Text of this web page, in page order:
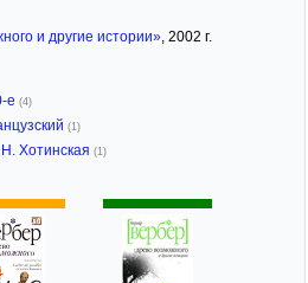
и другие истории», 2002 г.
е (4)
(1)
Н. Хотинская (1)